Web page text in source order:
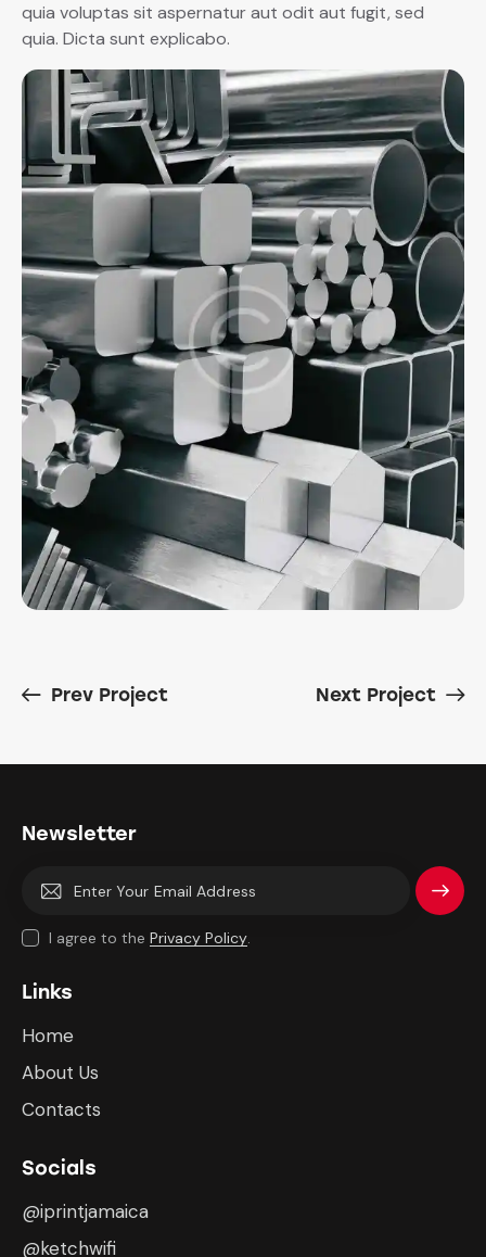
quia voluptas sit aspernatur aut odit aut fugit, sed
quia. Dicta sunt explicabo.
Prev Project Next Project
Newsletter
Subscri
I agree to the Privacy Policy.
Links
Home
About Us
Contacts
Socials
@iprintjamaica
@ketchwifi